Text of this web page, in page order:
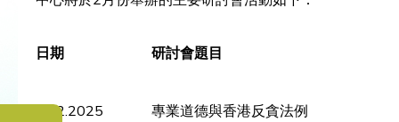
日期 研討會題目
10.2.2025 專業道德與香港反貪法例